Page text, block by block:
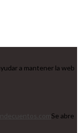
a mantener la web
Se abre